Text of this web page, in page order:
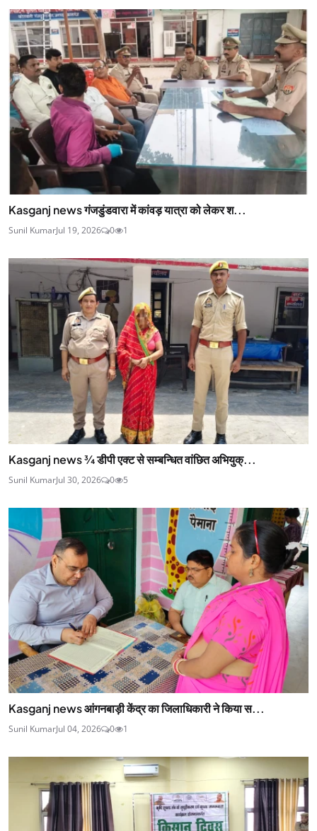
Kasganj news गंजडुंडवारा में कांवड़ यात्रा को लेकर श...
Sunil KumarJul 19, 2026 0 1
Kasganj news ¾ डीपी एक्ट से सम्बन्धित वांछित अभियुक्...
Sunil KumarJul 30, 2026 0 5
Kasganj news आंगनबाड़ी केंद्र का जिलाधिकारी ने किया स...
Sunil KumarJul 04, 2026 0 1